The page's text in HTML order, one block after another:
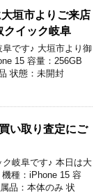
垣市よりご来店
クイック岐阜
です♪ 大垣市より御
15 容量：256GB
状態：未開封
い取り査定にご
岐阜です♪ 本日は大
種：iPhone 15 容
品：本体のみ 状